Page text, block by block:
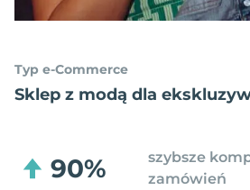
Typ e-Commerce
Sklep z modą dla
90%
szybsze
zamówień